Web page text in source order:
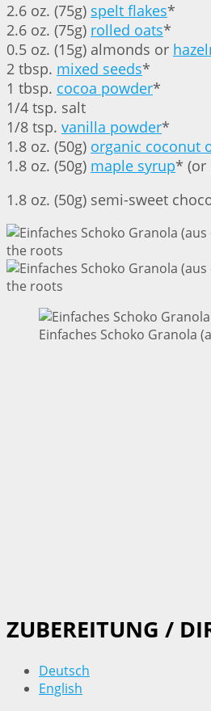
2.6 oz. (75g) spelt flakes*
2.6 oz. (75g) rolled oats*
0.5 oz. (15g) almonds or
2 tbsp. mixed seeds*
1 tbsp. cocoa powder*
1/4 tsp. salt
1/8 tsp. vanilla powder*
1.8 oz. (50g) organic coconut
1.8 oz. (50g) maple syrup* (or
1.8 oz. (50g) semi-sweet
Einfaches Schoko Granola
ZUBEREITUNG /
Deutsch
English